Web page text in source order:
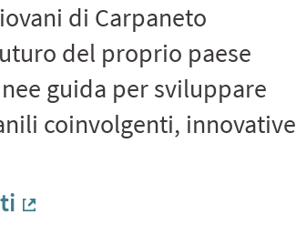
di Carpaneto
del proprio paese
guida per sviluppare
coinvolgenti, innovative